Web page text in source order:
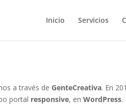
Inicio Servicios
a través de GenteCreativa. En
portal responsive, en WordPress.